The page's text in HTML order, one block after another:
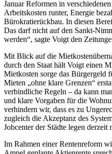
Januar Reformen in
Arbeitskosten runter, Energie
Bürokratierückbau. In diesen
Das darf nicht auf den Sankt-
werden“, sagte Voigt den
Mit Blick auf die
durch den Staat hält Voigt einen
Mietkosten sorge das Bürgergeld
Mieten „ohne klare Grenzen“
verbindliche Regeln – da kann
und klare Vorgaben für die
verhindern wir, dass es zu
zugleich die Akzeptanz des
Jobcenter der Städte legen derzeit
Im Rahmen einer Rentenreform